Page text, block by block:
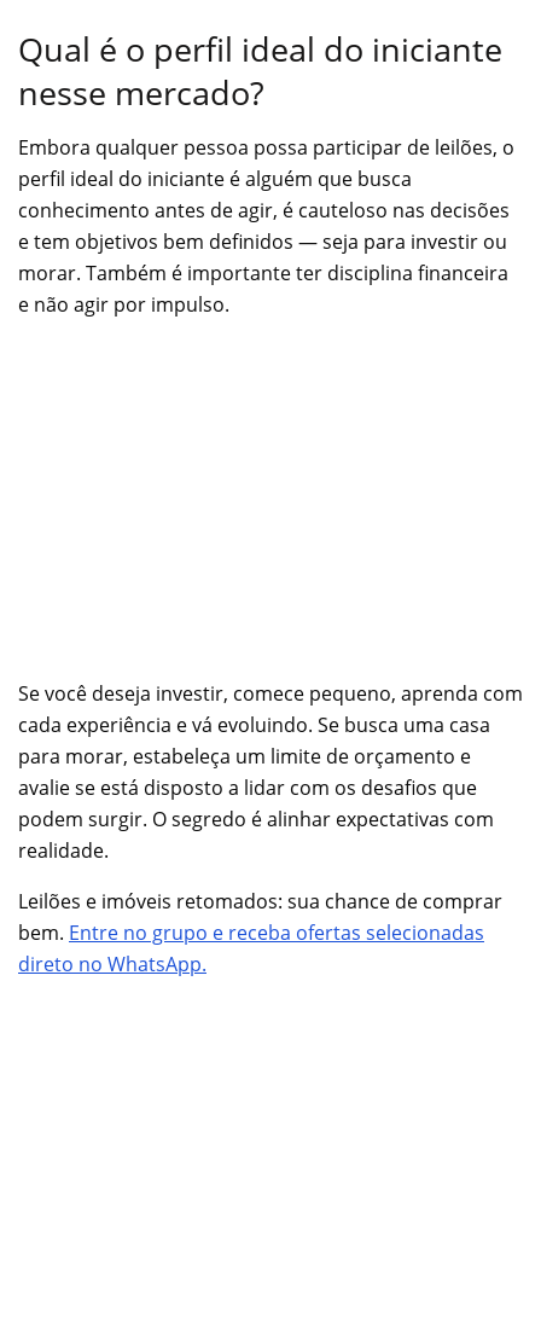
Qual é o perfil ideal do iniciante
nesse mercado?
Embora qualquer pessoa possa participar de leilões, o
perfil ideal do iniciante é alguém que busca
conhecimento antes de agir, é cauteloso nas decisões
e tem objetivos bem definidos — seja para investir ou
morar. Também é importante ter disciplina financeira
e não agir por impulso.
Se você deseja investir, comece pequeno, aprenda com
cada experiência e vá evoluindo. Se busca uma casa
para morar, estabeleça um limite de orçamento e
avalie se está disposto a lidar com os desafios que
podem surgir. O segredo é alinhar expectativas com
realidade.
Leilões e imóveis retomados: sua chance de comprar
bem. Entre no grupo e receba ofertas selecionadas
direto no WhatsApp.